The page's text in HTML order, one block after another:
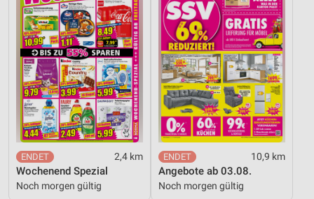
2,4 km
Wochenend Spezial
Noch morgen gültig
10,9 km
Angebote ab 03.08.
Noch morgen gültig